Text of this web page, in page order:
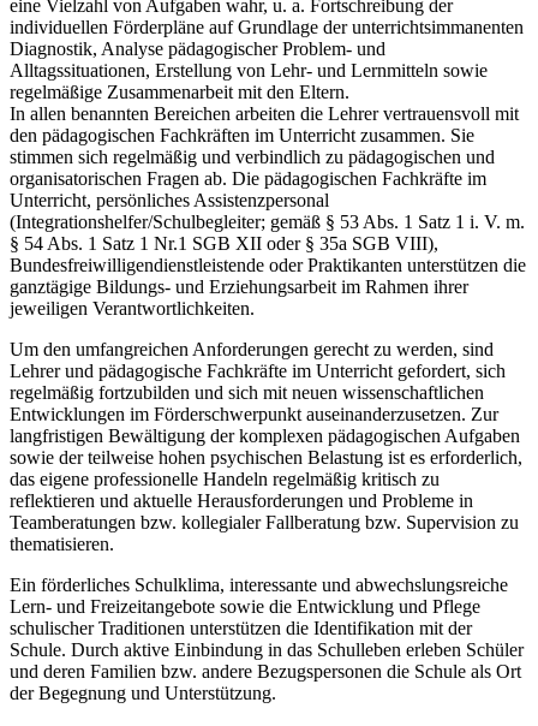
eine Vielzahl von Aufgaben wahr, u. a. Fortschreibung der
individuellen Förderpläne auf Grundlage der unterrichtsimmanenten
Diagnostik, Analyse pädagogischer Problem- und
Alltagssituationen, Erstellung von Lehr- und Lernmitteln sowie
regelmäßige Zusammenarbeit mit den Eltern.
In allen benannten Bereichen arbeiten die Lehrer vertrauensvoll mit
den pädagogischen Fachkräften im Unterricht zusammen. Sie
stimmen sich regelmäßig und verbindlich zu pädagogischen und
organisatorischen Fragen ab. Die pädagogischen Fachkräfte im
Unterricht, persönliches Assistenzpersonal
(Integrationshelfer/Schulbegleiter; gemäß § 53 Abs. 1 Satz 1 i. V. m.
§ 54 Abs. 1 Satz 1 Nr.1 SGB XII oder § 35a SGB VIII),
Bundesfreiwilligendienstleistende oder Praktikanten unterstützen die
ganztägige Bildungs- und Erziehungsarbeit im Rahmen ihrer
jeweiligen Verantwortlichkeiten.
Um den umfangreichen Anforderungen gerecht zu werden, sind
Lehrer und pädagogische Fachkräfte im Unterricht gefordert, sich
regelmäßig fortzubilden und sich mit neuen wissenschaftlichen
Entwicklungen im Förderschwerpunkt auseinanderzusetzen. Zur
langfristigen Bewältigung der komplexen pädagogischen Aufgaben
sowie der teilweise hohen psychischen Belastung ist es erforderlich,
das eigene professionelle Handeln regelmäßig kritisch zu
reflektieren und aktuelle Herausforderungen und Probleme in
Teamberatungen bzw. kollegialer Fallberatung bzw. Supervision zu
thematisieren.
Ein förderliches Schulklima, interessante und abwechslungsreiche
Lern- und Freizeitangebote sowie die Entwicklung und Pflege
schulischer Traditionen unterstützen die Identifikation mit der
Schule. Durch aktive Einbindung in das Schulleben erleben Schüler
und deren Familien bzw. andere Bezugspersonen die Schule als Ort
der Begegnung und Unterstützung.